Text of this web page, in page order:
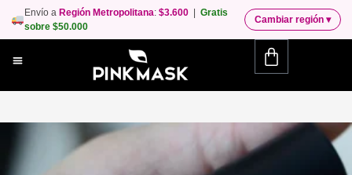
Envío a Región Metropolitana:$3.600 |Gratis
sobre $50.000
Cambiar región ▾